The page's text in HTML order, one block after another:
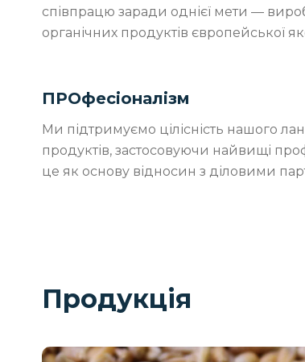
співпрацю заради однієї мети —
органічних продуктів європейської
ПРОфесіоналізм
Ми підтримуємо цілісність нашого
продуктів, застосовуючи найвищі
це як основу відносин з діловими
Продукція